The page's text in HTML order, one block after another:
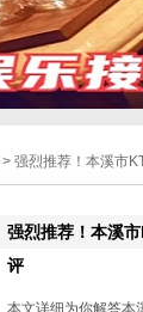
> 强烈推荐！本溪市
强烈推荐！本溪
评
本文详细为你解答本